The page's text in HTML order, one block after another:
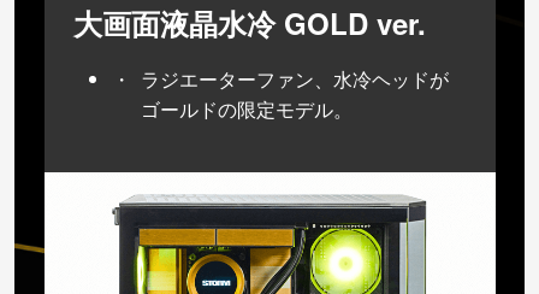
大画面液晶水冷 GOLD ver.
ラジエーターファン、水冷ヘッドが
ゴールドの限定モデル。